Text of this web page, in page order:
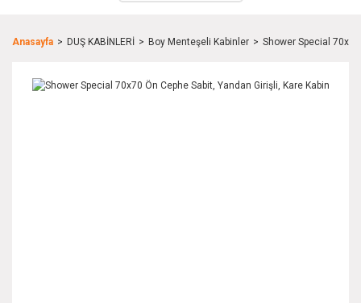
Anasayfa DUŞ KABİNLERİ Boy Menteşeli Kabinler Shower Special